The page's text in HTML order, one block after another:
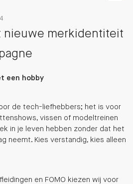
nieuwe merkidentiteit
een hobby
de tech-liefhebbers; het is voor
vissen of modeltreinen
in je leven hebben zonder dat het
neemt. Kies verstandig, kies alleen
en FOMO kiezen wij voor